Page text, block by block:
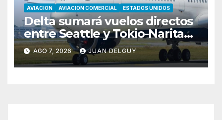
AVIACION AVIACION COMERCIAL ESTADOS UNIDOS
Delta sumará vuelos directos
entre Seattle y Tokio-Narita
desde marzo de 2027
AGO 7, 2026 JUAN DELGUY